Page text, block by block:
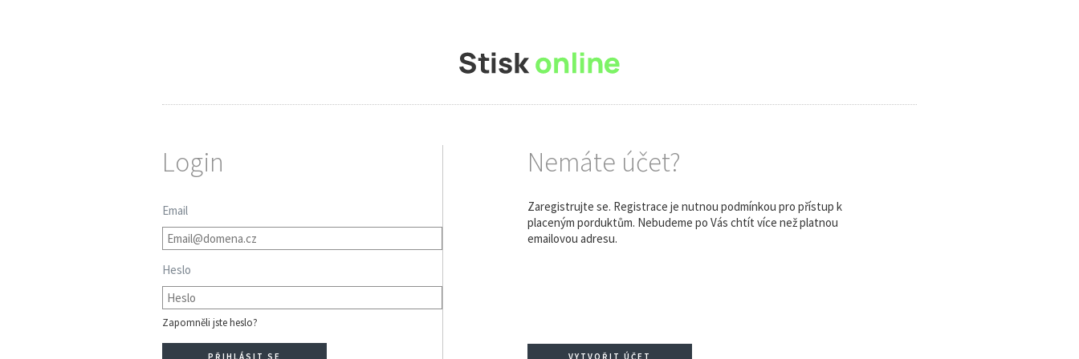
Login
Email
Heslo
Zapomněli jste heslo?
Nemáte účet?
Zaregistrujte se. Registrace je nutnou podmínkou pro přístup k
placeným porduktům. Nebudeme po Vás chtít více než platnou
emailovou adresu.
VYTVOŘIT ÚČET